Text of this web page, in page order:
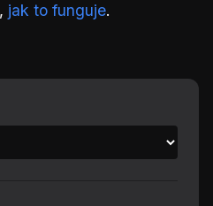
jak to funguje.